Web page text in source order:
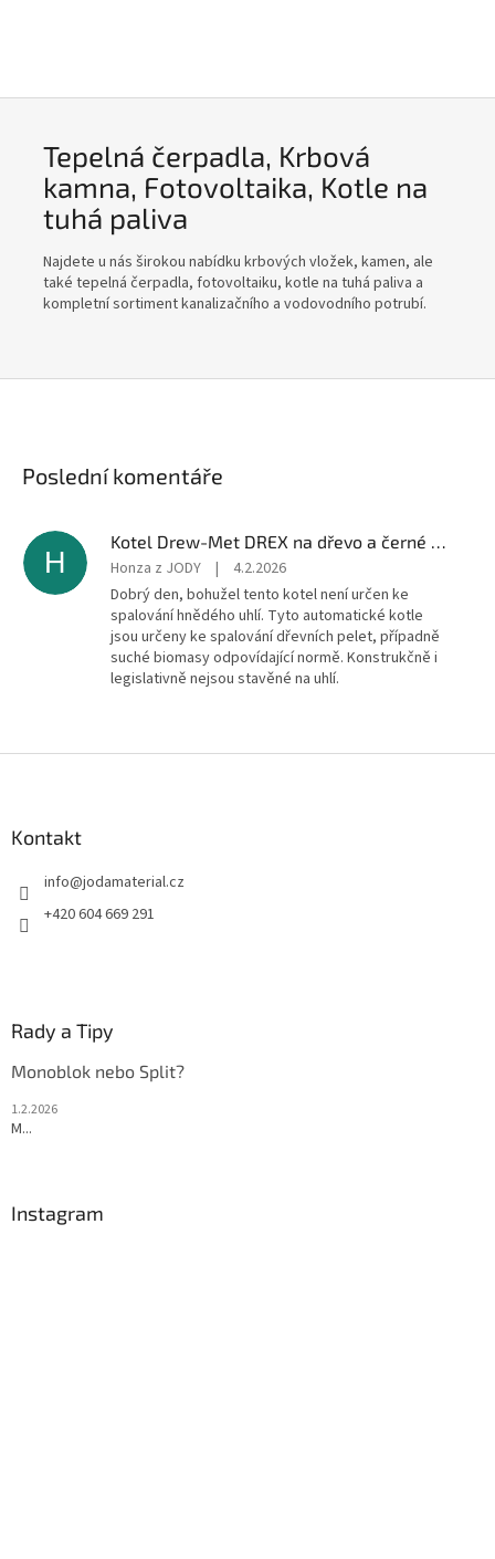
Tepelná čerpadla, Krbová
kamna, Fotovoltaika, Kotle na
tuhá paliva
Najdete u nás širokou nabídku krbových vložek, kamen, ale
také tepelná čerpadla, fotovoltaiku, kotle na tuhá paliva a
kompletní sortiment kanalizačního a vodovodního potrubí.
Poslední komentáře
H
Kotel Drew-Met DREX na dřevo a černé uhlí 24kW, emisní tr.5
Honza z JODY |
4.2.2026
Dobrý den, bohužel tento kotel není určen ke
spalování hnědého uhlí. Tyto automatické kotle
jsou určeny ke spalování dřevních pelet, případně
suché biomasy odpovídající normě. Konstrukčně i
legislativně nejsou stavěné na uhlí.
Kontakt
info@jodamaterial.cz
+420 604 669 291
Rady a Tipy
Monoblok nebo Split?
1.2.2026
M...
Instagram